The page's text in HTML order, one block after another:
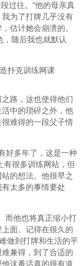
过往。“他的母亲真
为了打牌几乎没有
估计她会崩溃的。
随后我也就默认
路，这也使得他们
中的琐碎之外，他
难得的一段父子情
好多年了，这是一种
有很多训练网站，但
的想法。他很早之
太多的事情要处
而他也将真正缩小打
面。记得在很久的
做到打牌和生活的平
兼得，到了合适的
这番话真的很有道